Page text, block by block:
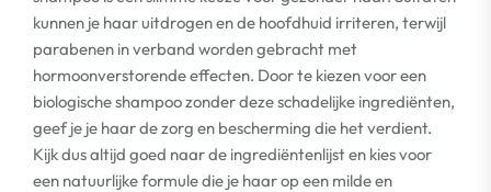
kunnen je haar uitdrogen en de hoofdhuid irriteren, terwijl
parabenen in verband worden gebracht met
hormoonverstorende effecten. Door te kiezen voor een
biologische shampoo zonder deze schadelijke ingrediënten,
geef je je haar de zorg en bescherming die het verdient.
Kijk dus altijd goed naar de ingrediëntenlijst en kies voor
een natuurlijke formule die je haar op een milde en